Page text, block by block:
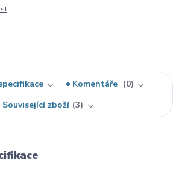
Komentáře
0
Související zboží 3